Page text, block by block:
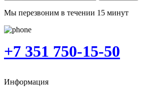
Мы перезвоним в течении 15 минут
+7 351 750-15-50
Информация